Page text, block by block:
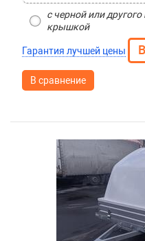
с черной или другого
крышкой
Гарантия лучшей цены
В сравнение